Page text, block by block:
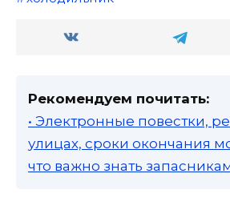
Рекомендуем почитать:
• Электронные повестки,
улицах, сроки окончания
что важно знать